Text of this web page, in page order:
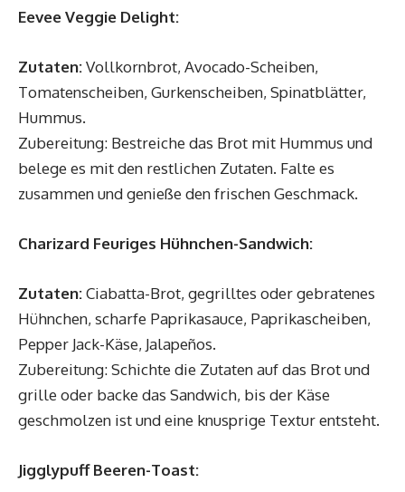
Eevee Veggie Delight:
Zutaten:Vollkornbrot, Avocado-Scheiben,
Tomatenscheiben, Gurkenscheiben, Spinatblätter,
Hummus.
Zubereitung: Bestreiche das Brot mit Hummus und
belege es mit den restlichen Zutaten. Falte es
zusammen und genieße den frischen Geschmack.
Charizard Feuriges Hühnchen-Sandwich:
Zutaten:Ciabatta-Brot, gegrilltes oder gebratenes
Hühnchen, scharfe Paprikasauce, Paprikascheiben,
Pepper Jack-Käse, Jalapeños.
Zubereitung: Schichte die Zutaten auf das Brot und
grille oder backe das Sandwich, bis der Käse
geschmolzen ist und eine knusprige Textur entsteht.
Jigglypuff Beeren-Toast: